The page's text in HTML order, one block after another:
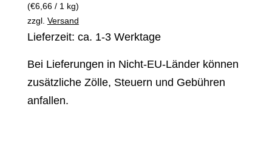
(€6,66/ 1 kg)
zzgl. Versand
Lieferzeit: ca. 1-3 Werktage
Bei Lieferungen in Nicht-EU-Länder können
zusätzliche Zölle, Steuern und Gebühren
anfallen.